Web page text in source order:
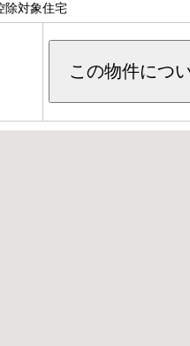
除対象住宅
この物件につ